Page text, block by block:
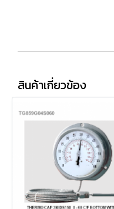
สินค้าเกี่ยวข้อง